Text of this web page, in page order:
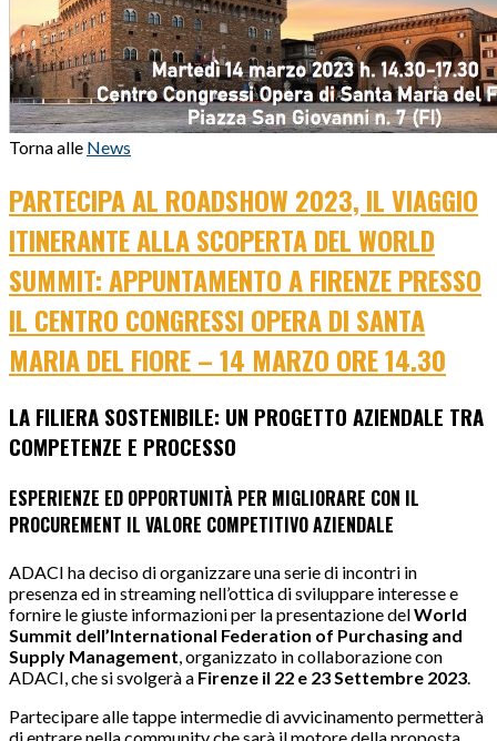
Torna alle News
PARTECIPA AL ROADSHOW 2023, IL VIAGGIO
ITINERANTE ALLA SCOPERTA DEL WORLD
SUMMIT: APPUNTAMENTO A FIRENZE PRESSO
IL CENTRO CONGRESSI OPERA DI SANTA
MARIA DEL FIORE – 14 MARZO ORE 14.30
LA FILIERA SOSTENIBILE: UN PROGETTO AZIENDALE TRA
COMPETENZE E PROCESSO
ESPERIENZE ED OPPORTUNITÀ PER MIGLIORARE CON IL
PROCUREMENT IL VALORE COMPETITIVO AZIENDALE
ADACI ha deciso di organizzare una serie di incontri in
presenza ed in streaming nell’ottica di sviluppare interesse e
fornire le giuste informazioni per la presentazione delWorld
Summit dell’International Federation of Purchasing and
Supply Management, organizzato in collaborazione con
ADACI, che si svolgerà a Fi­renze il 22 e 23 Settembre 2023.
Partecipare alle tappe intermedie di avvicinamento permetterà